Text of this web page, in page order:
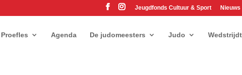
Jeugdfonds Cultuur & Sport Nieuws
Proefles Agenda De judomeesters Judo